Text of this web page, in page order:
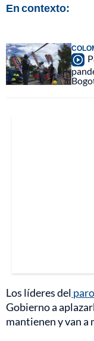
En contexto:
Los líderes del
Gobierno a
mantienen y van a